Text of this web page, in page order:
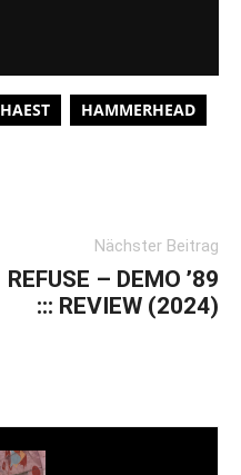
HAEST HAMMERHEAD
Nächster Beitrag
REFUSE – DEMO ’89
::: REVIEW (2024)